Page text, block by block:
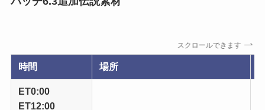
スクロールできます
時間 場所
ET0:00
ET12:00